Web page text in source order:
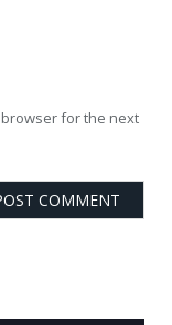
for the next